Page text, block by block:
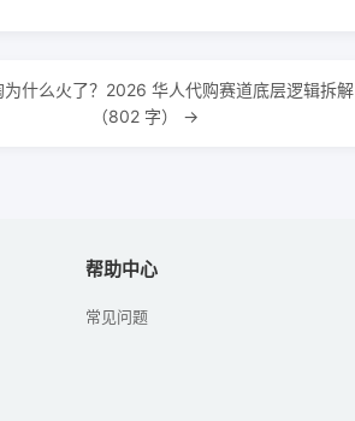
为什么火了？2026 华人代购赛道底层逻辑拆解
（802 字） →
帮助中心
常见问题